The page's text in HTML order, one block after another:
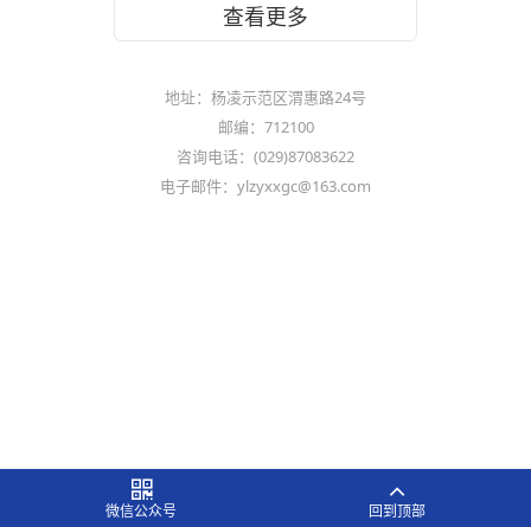
查看更多
地址：杨凌示范区渭惠路24号
邮编：712100
咨询电话：(029)87083622
电子邮件：ylzyxxgc@163.com
微信公众号 回到顶部